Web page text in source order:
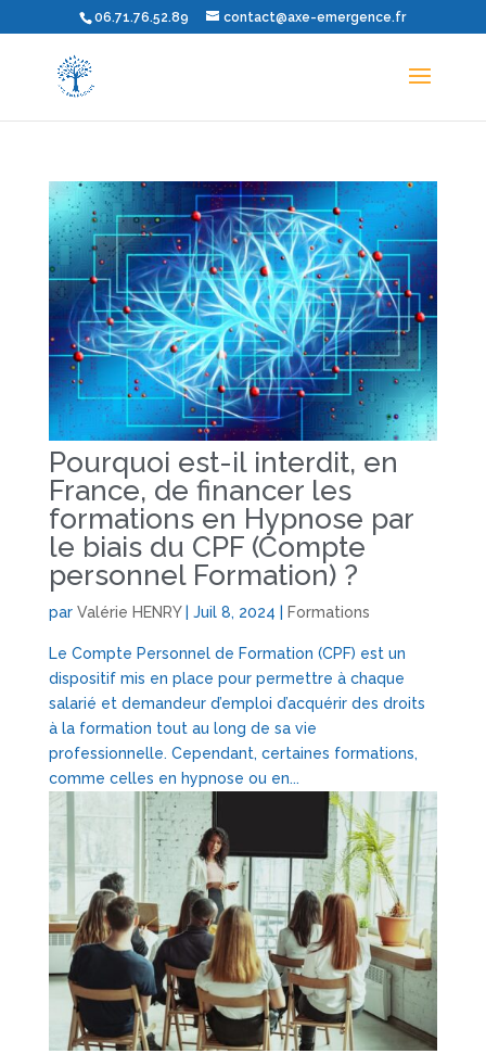
06.71.76.52.89 contact@axe-emergence.fr
Pourquoi est-il interdit, en
France, de financer les
formations en Hypnose par
le biais du CPF (Compte
personnel Formation) ?
par Valérie HENRY| Juil 8, 2024 Formations
Le Compte Personnel de Formation (CPF) est un
dispositif mis en place pour permettre à chaque
salarié et demandeur d’emploi d’acquérir des droits
à la formation tout au long de sa vie
professionnelle. Cependant, certaines formations,
comme celles en hypnose ou en...